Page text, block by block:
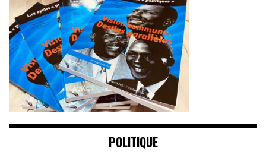
POLITIQUE